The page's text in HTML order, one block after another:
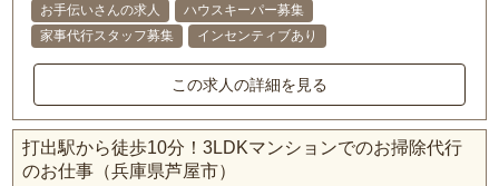
お手伝いさんの求人
ハウスキーパー募集
家事代行スタッフ募集
インセンティブあり
この求人の詳細を見る
打出駅から徒歩10分！3LDKマンションでのお掃除代行
のお仕事（兵庫県芦屋市）